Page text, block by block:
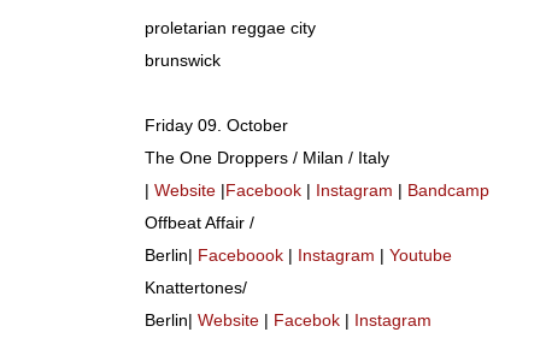
proletarian reggae city
brunswick
Friday 09. October
The One Droppers / Milan / Italy
| Website |Facebook | Instagram | Bandcamp
Offbeat Affair /
Berlin| Faceboook | Instagram | Youtube
Knattertones/
Berlin| Website | Facebok | Instagram